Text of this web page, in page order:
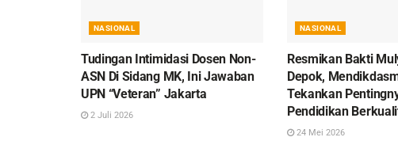
NASIONAL
Tudingan Intimidasi Dosen Non-
ASN Di Sidang MK, Ini Jawaban
UPN “Veteran” Jakarta
2 Juli 2026
NASIONAL
Resmikan Bakti
Depok,
Tekankan
Pendidikan
24 Mei 2026